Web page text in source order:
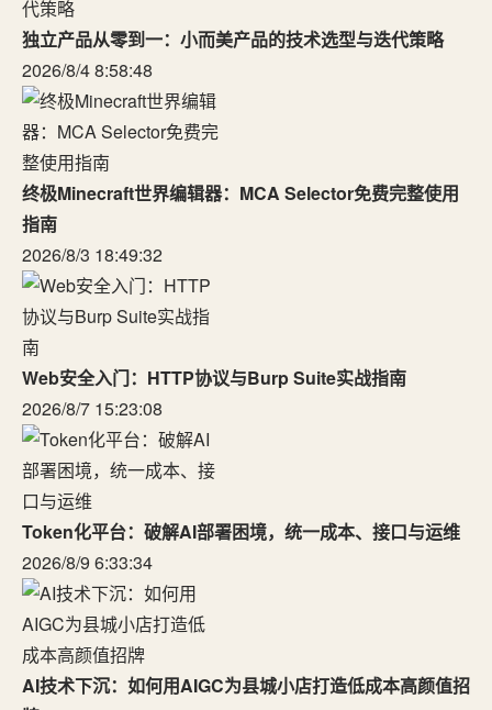
独立产品从零到一：小而美产品的技术选型与迭代策略
2026/8/4 8:58:48
终极Minecraft世界编辑器：MCA Selector免费完整使用
指南
2026/8/3 18:49:32
Web安全入门：HTTP协议与Burp Suite实战指南
2026/8/7 15:23:08
Token化平台：破解AI部署困境，统一成本、接口与运维
2026/8/9 6:33:34
AI技术下沉：如何用AIGC为县城小店打造低成本高颜值招